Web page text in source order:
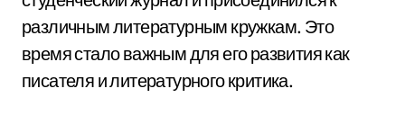
различным литературным кружкам. Это
время стало важным для его развития как
писателя и литературного критика.